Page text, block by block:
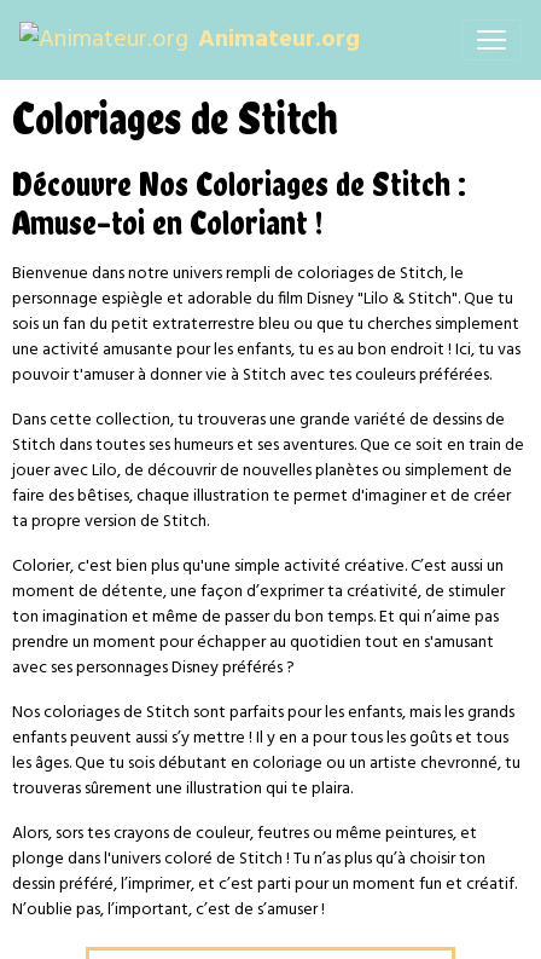
Animateur.org
Coloriages de Stitch
Découvre Nos Coloriages de Stitch :
Amuse-toi en Coloriant !
Bienvenue dans notre univers rempli de coloriages de Stitch, le
personnage espiègle et adorable du film Disney "Lilo & Stitch". Que tu
sois un fan du petit extraterrestre bleu ou que tu cherches simplement
une activité amusante pour les enfants, tu es au bon endroit ! Ici, tu vas
pouvoir t'amuser à donner vie à Stitch avec tes couleurs préférées.
Dans cette collection, tu trouveras une grande variété de dessins de
Stitch dans toutes ses humeurs et ses aventures. Que ce soit en train de
jouer avec Lilo, de découvrir de nouvelles planètes ou simplement de
faire des bêtises, chaque illustration te permet d'imaginer et de créer
ta propre version de Stitch.
Colorier, c'est bien plus qu'une simple activité créative. C’est aussi un
moment de détente, une façon d’exprimer ta créativité, de stimuler
ton imagination et même de passer du bon temps. Et qui n’aime pas
prendre un moment pour échapper au quotidien tout en s'amusant
avec ses personnages Disney préférés ?
Nos coloriages de Stitch sont parfaits pour les enfants, mais les grands
enfants peuvent aussi s’y mettre ! Il y en a pour tous les goûts et tous
les âges. Que tu sois débutant en coloriage ou un artiste chevronné, tu
trouveras sûrement une illustration qui te plaira.
Alors, sors tes crayons de couleur, feutres ou même peintures, et
plonge dans l'univers coloré de Stitch ! Tu n’as plus qu’à choisir ton
dessin préféré, l’imprimer, et c’est parti pour un moment fun et créatif.
N’oublie pas, l’important, c’est de s’amuser !